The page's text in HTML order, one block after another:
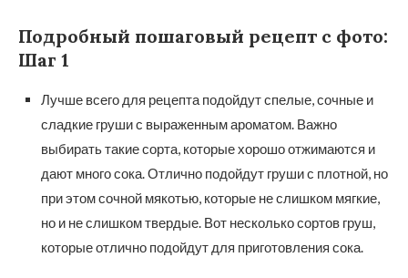
Подробный пошаговый рецепт с фото:
Шаг 1
Лучше всего для рецепта подойдут спелые, сочные и
сладкие груши с выраженным ароматом. Важно
выбирать такие сорта, которые хорошо отжимаются и
дают много сока. Отлично подойдут груши с плотной, но
при этом сочной мякотью, которые не слишком мягкие,
но и не слишком твердые. Вот несколько сортов груш,
которые отлично подойдут для приготовления сока.